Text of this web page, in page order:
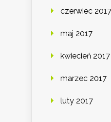
czerwiec 2017
maj 2017
kwiecień 2017
marzec 2017
luty 2017